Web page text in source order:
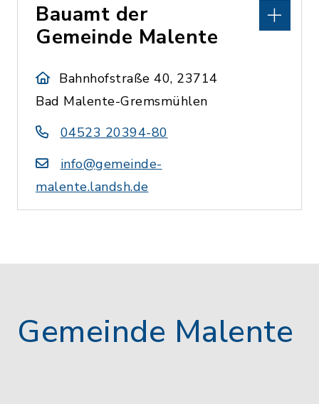
Bauamt der
Gemeinde Malente
Bahnhofstraße 40, 23714
Bad Malente-Gremsmühlen
04523 20394-80
info@gemeinde-
malente.landsh.de
Gemeinde Malente